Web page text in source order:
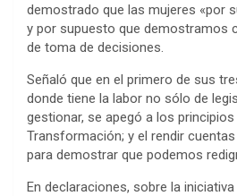
demostrado que las mujeres «por
y por supuesto que demostramos
de toma de decisiones.
Señaló que en el primero de sus
donde tiene la labor no sólo de
gestionar, se apegó a los
Transformación; y el rendir
para demostrar que podemos
En declaraciones, sobre la